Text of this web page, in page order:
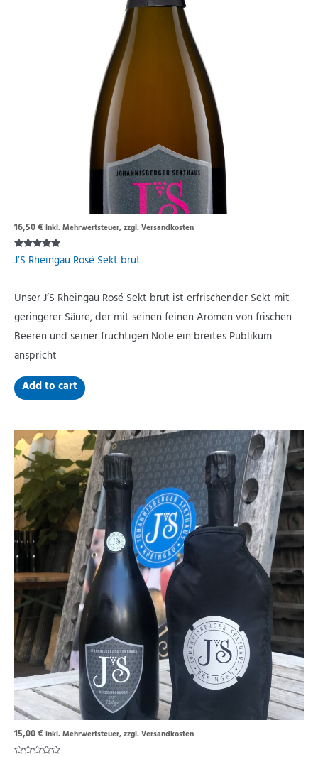
16,50€inkl. Mehrwertsteuer, zzgl. Versandkosten
Rated
5.00
J’S Rheingau Rosé Sekt brut
Unser J’S Rheingau Rosé Sekt brut ist erfrischender Sekt mit
geringerer Säure, der mit seinen feinen Aromen von frischen
Beeren und seiner fruchtigen Note ein breites Publikum
anspricht
Add to cart
15,00€inkl. Mehrwertsteuer, zzgl. Versandkosten